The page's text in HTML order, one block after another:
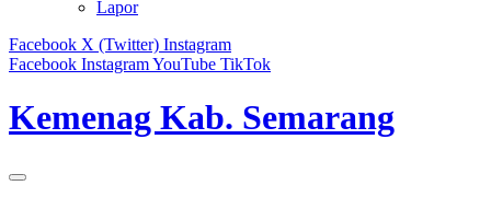
Lapor
Facebook X (Twitter) Instagram
Facebook InstagramYouTube TikTok
Kemenag Kab. Semarang